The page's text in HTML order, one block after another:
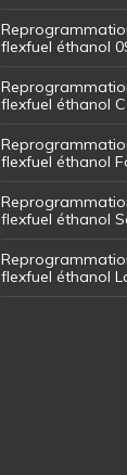
flexfuel éthanol
flexfuel éthanol
flexfuel éthanol
flexfuel éthanol
flexfuel éthanol